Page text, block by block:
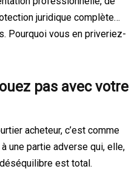
juridique complète…
Pourquoi vous en priveriez-
pas avec votre
acheteur, c’est comme
une partie adverse qui, elle,
est total.